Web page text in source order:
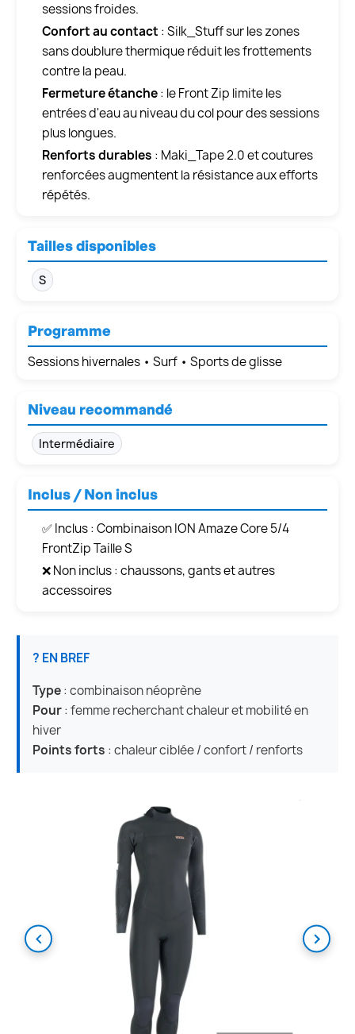
sessions froides.
Confort au contact : Silk_Stuff sur les zones
sans doublure thermique réduit les frottements
contre la peau.
Fermeture étanche: le Front Zip limite les
entrées d'eau au niveau du col pour des sessions
plus longues.
Renforts durables : Maki_Tape 2.0 et coutures
renforcées augmentent la résistance aux efforts
répétés.
Tailles disponibles
S
Programme
Sessions hivernales • Surf • Sports de glisse
Niveau recommandé
Intermédiaire
Inclus / Non inclus
✅ Inclus : Combinaison ION Amaze Core 5/4
FrontZip Taille S
❌ Non inclus : chaussons, gants et autres
accessoires
? EN BREF
Type: combinaison néoprène
Pour: femme recherchant chaleur et mobilité en
hiver
Points forts : chaleur ciblée / confort / renforts